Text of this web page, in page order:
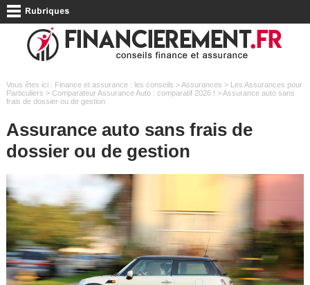
Vous êtes ici : Finance et assurance : les conseils >Assurances > Les Assurances pour
Particuliers > Comparateur Assurance Auto : comparatif 2026 ! > Assurance auto sans
frais de dossier ou de gestion
Assurance auto sans frais de
dossier ou de gestion